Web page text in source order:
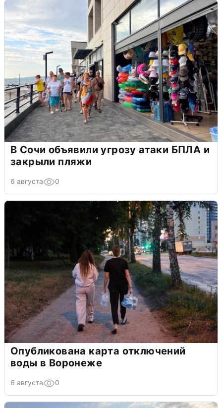
В Сочи объявили угрозу атаки БПЛА и
закрыли пляжи
6 августа 0
Опубликована карта отключений
воды в Воронеже
6 августа 0